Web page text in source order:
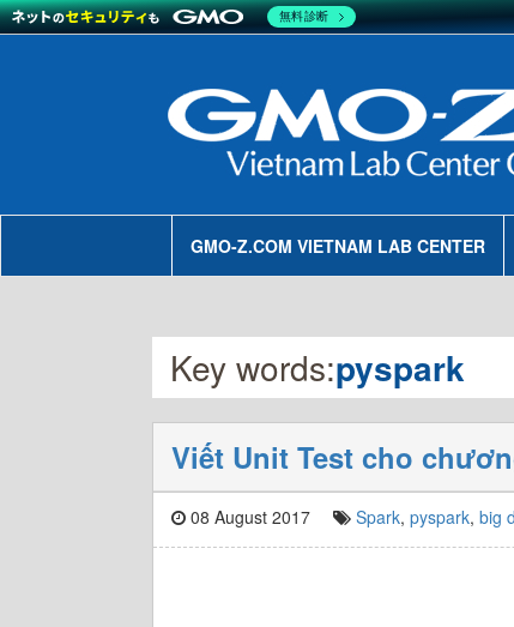
GMO-Z.COM VIETNAM LAB CENTER
Key words:pyspark
Viết Unit Test cho
08 August 2017 Spark, pyspark, big
無料診断